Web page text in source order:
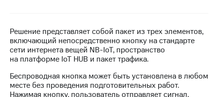
Финансовая
отчетность
Контакты
Новости
в
Решение представляет собой пакет из трех элементов,
включающий непосредственно кнопку на стандарте
сети интернета вещей NB-IoT, пространство
на платформе IoT HUB и пакет трафика.
Беспроводная кнопка может быть установлена в любом
месте без проведения подготовительных работ.
Нажимая кнопку, пользователь отправляет сигнал,